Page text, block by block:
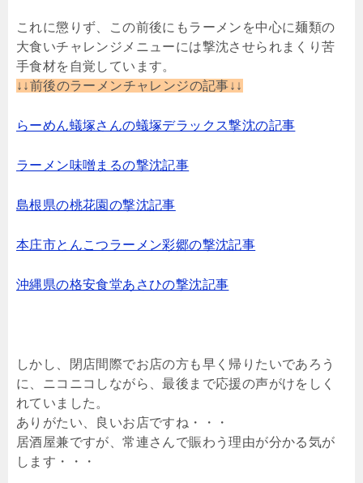
これに懲りず、この前後にもラーメンを中心に麺類の
大食いチャレンジメニューには撃沈させられまくり苦
手食材を自覚しています。
↓↓前後のラーメンチャレンジの記事↓↓
らーめん蟻塚さんの蟻塚デラックス撃沈の記事
ラーメン味噌まるの撃沈記事
島根県の桃花園の撃沈記事
本庄市とんこつラーメン彩郷の撃沈記事
沖縄県の格安食堂あさひの撃沈記事
しかし、閉店間際でお店の方も早く帰りたいであろう
に、ニコニコしながら、最後まで応援の声がけをしく
れていました。
ありがたい、良いお店ですね・・・
居酒屋兼ですが、常連さんで賑わう理由が分かる気が
します・・・